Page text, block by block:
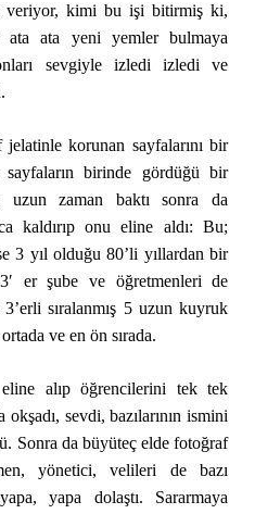
veriyor, kimi bu işi bitirmiş ki,
ata ata yeni yemler bulmaya
sevgiyle izledi izledi ve
jelatinle korunan sayfalarını bir
birinde gördüğü bir
zaman baktı sonra da
kaldırıp onu eline aldı: Bu;
3 yıl olduğu 80’li yıllardan bir
er şube ve öğretmenleri de
sıralanmış 5 uzun kuyruk
ve en ön sırada.
alıp öğrencilerini tek tek
okşadı, sevdi, bazılarının ismini
Sonra da büyüteç elde fotoğraf
yönetici, velileri de bazı
yapa dolaştı. Sararmaya